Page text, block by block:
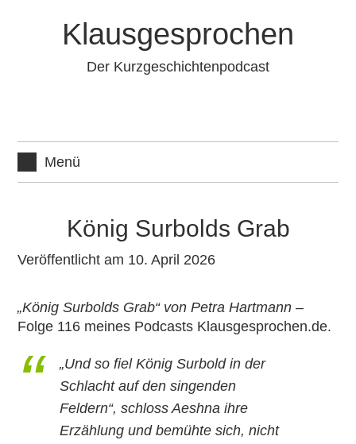
Klausgesprochen
Der Kurzgeschichtenpodcast
Menü
König Surbolds Grab
Veröffentlicht am 10. April 2026
„König Surbolds Grab“ von Petra Hartmann –
Folge 116 meines Podcasts Klausgesprochen.de.
„Und so fiel König Surbold in der
Schlacht auf den singenden
Feldern“, schloss Aeshna ihre
Erzählung und bemühte sich, nicht